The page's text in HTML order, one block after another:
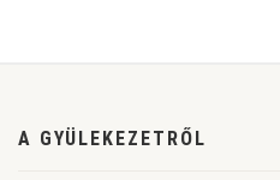
A GYÜLEKEZETRŐL